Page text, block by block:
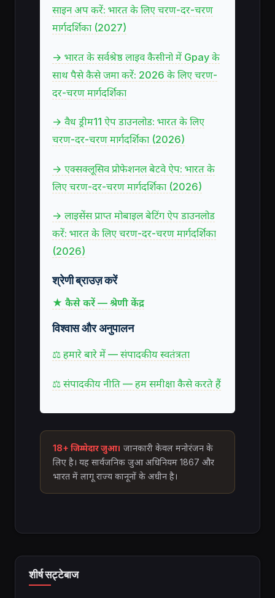
साइन अप करें: भारत के लिए चरण-दर-चरण
मार्गदर्शिका (2027)
→ भारत के सर्वश्रेष्ठ लाइव कैसीनो में Gpay के
साथ पैसे कैसे जमा करें: 2026 के लिए चरण-
दर-चरण मार्गदर्शिका
→ वैध ड्रीम11 ऐप डाउनलोड: भारत के लिए
चरण-दर-चरण मार्गदर्शिका (2026)
→ एक्सक्लूसिव प्रोफेशनल बेटवे ऐप: भारत के
लिए चरण-दर-चरण मार्गदर्शिका (2026)
→ लाइसेंस प्राप्त मोबाइल बेटिंग ऐप डाउनलोड
करें: भारत के लिए चरण-दर-चरण मार्गदर्शिका
(2026)
श्रेणी ब्राउज़ करें
★ कैसे करें — श्रेणी केंद्र
विश्वास और अनुपालन
⚖ हमारे बारे में — संपादकीय स्वतंत्रता
⚖ संपादकीय नीति — हम समीक्षा कैसे करते हैं
18+ जिम्मेदार जुआ। जानकारी केवल मनोरंजन के
लिए है। यह सार्वजनिक जुआ अधिनियम 1867 और
भारत में लागू राज्य कानूनों के अधीन है।
शीर्ष सट्टेबाज